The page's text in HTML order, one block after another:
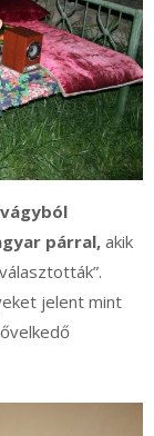
párral, akik
jelent mint